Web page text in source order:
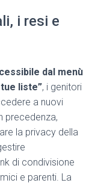
i resi e
dal menù
liste”, i genitori
a nuovi
precedenza,
la privacy della
di condivisione
e parenti. La